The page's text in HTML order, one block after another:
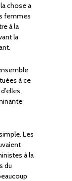
chose a
femmes
à la
la
à ce
Les
à la
du